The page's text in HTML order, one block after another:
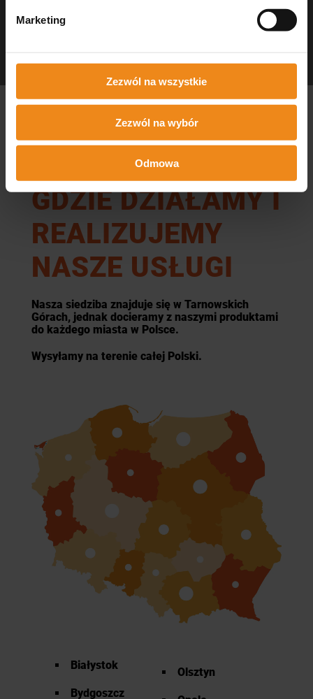
Marketing
Zezwól na wszystkie
Zezwól na wybór
Odmowa
czystość w gabinecie
GDZIE DZIAŁAMY I
REALIZUJEMY
NASZE USŁUGI
Nasza siedziba znajduje się w Tarnowskich
Górach, jednak docieramy z naszymi produktami
do każdego miasta w Polsce.
Wysyłamy na terenie całej Polski.
Białystok
Bydgoszcz
Olsztyn